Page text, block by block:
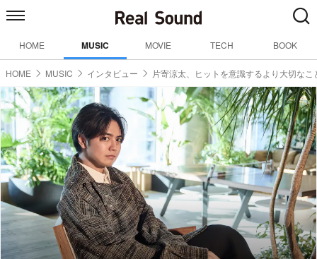
HOME MUSIC MOVIE TECH BOOK
HOME MUSIC インタビュー 片寄涼太、ヒットを意識するより大切なこ